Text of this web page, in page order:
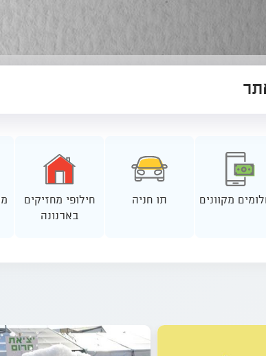
מקוונים תו חניה
חילופי מחזיקים
בארנונה